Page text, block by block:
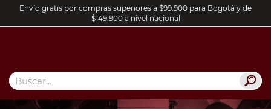
Envío gratis por compras superiores a $99.900 para Bogotá y de
$149.900 a nivel nacional